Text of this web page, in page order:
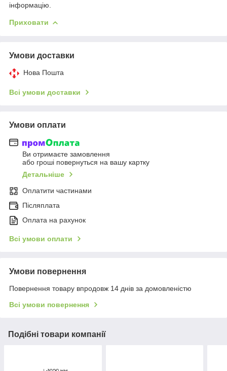
інформацію.
Приховати
Умови доставки
Нова Пошта
Всі умови доставки
Умови оплати
Ви отримаєте замовлення
або гроші повернуться на вашу картку
Детальніше
Оплатити частинами
Післяплата
Оплата на рахунок
Всі умови оплати
Умови повернення
Повернення товару впродовж 14 днів за домовленістю
Всі умови повернення
Подібні товари компанії